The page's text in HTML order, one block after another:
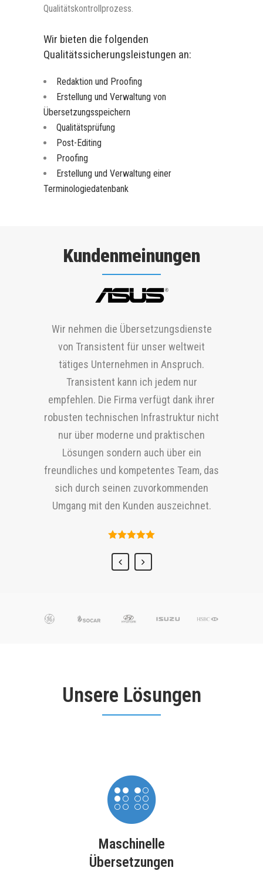
Qualitätskontrollprozess.
Wir bieten die folgenden
Qualitätssicherungsleistungen an:
Redaktion und Proofing
Erstellung und Verwaltung von
Übersetzungsspeichern
Qualitätsprüfung
Post-Editing
Proofing
Erstellung und Verwaltung einer
Terminologiedatenbank
Kundenmeinungen
Wir nehmen die Übersetzungsdienste
von Transistent für unser weltweit
tätiges Unternehmen in Anspruch.
Transistent kann ich jedem nur
empfehlen. Die Firma verfügt dank ihrer
robusten technischen Infrastruktur nicht
nur über moderne und praktischen
Lösungen sondern auch über ein
freundliches und kompetentes Team, das
sich durch seinen zuvorkommenden
Umgang mit den Kunden auszeichnet.
Wir arbeiten seit 2015 mit Transistent
zusammen, um unserem
Übersetzungsbedarf nachzukommen. Wir
arbeiten gerne mit Transistent und
seinem weltoffenen, dynamischen,
proaktiven, freundlichen und jungen
Team zusammen.
Wir erhalten stets schnelles Feedback
von Ihnen und Sie liefern unsere Projekte
stets termingerecht. Wir danken Ihnen
auch dafür, dass Sie immer auf unsere
dringenden, kurzfristigen
Übersetzungsanforderungen reagiert
haben und wünschen uns eine
Fortsetzung unserer erfolgreichen
Partnerschaft.
IKEA Türkiye arbeitet gerne mit
Transistent, sich unseren
Sprachbedürfnissen flexibel anzupassen,
deren lösungsorientierter Ansatz,
Disziplin haben stets für hervorragende
Ergebnisse in unserer Zusammenarbeit
gesorgt.
Die Firma Tırsan dankt Transistent für
seine partnerschaftliche
Zusammenarbeit und seinen
hochwertigen Service für verschiedene
Übersetzungsprojekte in mehreren
Sprachen.
Unsere Lösungen
Maschinelle
Übersetzungen